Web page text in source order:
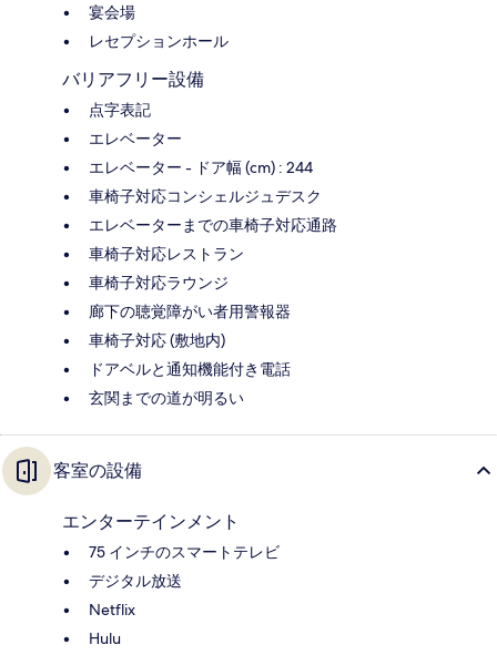
宴会場
レセプションホール
バリアフリー設備
点字表記
エレベーター
エレベーター - ドア幅 (cm) : 244
車椅子対応コンシェルジュデスク
エレベーターまでの車椅子対応通路
車椅子対応レストラン
車椅子対応ラウンジ
廊下の聴覚障がい者用警報器
車椅子対応 (敷地内)
ドアベルと通知機能付き電話
玄関までの道が明るい
客室の設備
エンターテインメント
75 インチのスマートテレビ
デジタル放送
Netflix
Hulu